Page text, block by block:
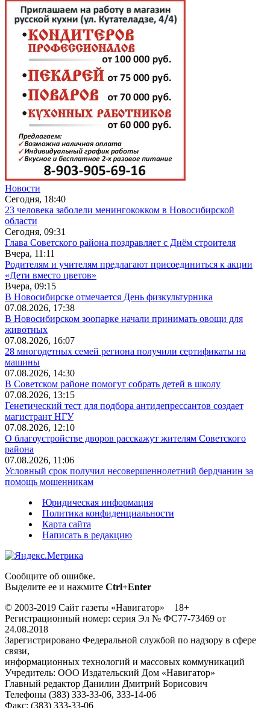
Новости
Сегодня, 18:40
23 человека заболели менингококком в Новосибирской
области
Сегодня, 09:31
Глава Советского района поздравляет с Днём строителя
Вчера, 11:11
Родителям и учителям предлагают присоединиться к акции
«Дети вместо цветов»
Вчера, 09:15
В Новосибирске отмечается День физкультурника
07.08.2026, 17:38
В Новосибирском зоопарке начали принимать овощи для
животных
07.08.2026, 16:07
28 многодетных семей региона получили сертификаты на
машины
07.08.2026, 14:30
В Советском районе помогут собрать детей в школу
07.08.2026, 13:15
Генетический тест для подбора антидепрессантов создает
магистрант НГУ
07.08.2026, 12:10
О благоустройстве дворов расскажут жителям Советского
района
07.08.2026, 11:06
Условный срок получил несовершеннолетний бердчанин за
помощь мошенникам
Юридическая информация
Политика конфиденциальности
Карта сайта
Написать в редакцию
Сообщите об ошибке.
Выделите ее и нажмите Ctrl+Enter
© 2003-2019 Сайт газеты «Навигатор» 18+
Регистрационный номер: серия Эл № ФС77-73469 от
24.08.2018
Зарегистрировано Федеральной службой по надзору в сфере
связи,
информационных технологий и массовых коммуникаций
Учредитель: ООО Издательский Дом «Навигатор»
Главный редактор Данилин Дмитрий Борисович
Телефоны (383) 333-33-06, 333-14-06
Факс: (383) 333-33-06